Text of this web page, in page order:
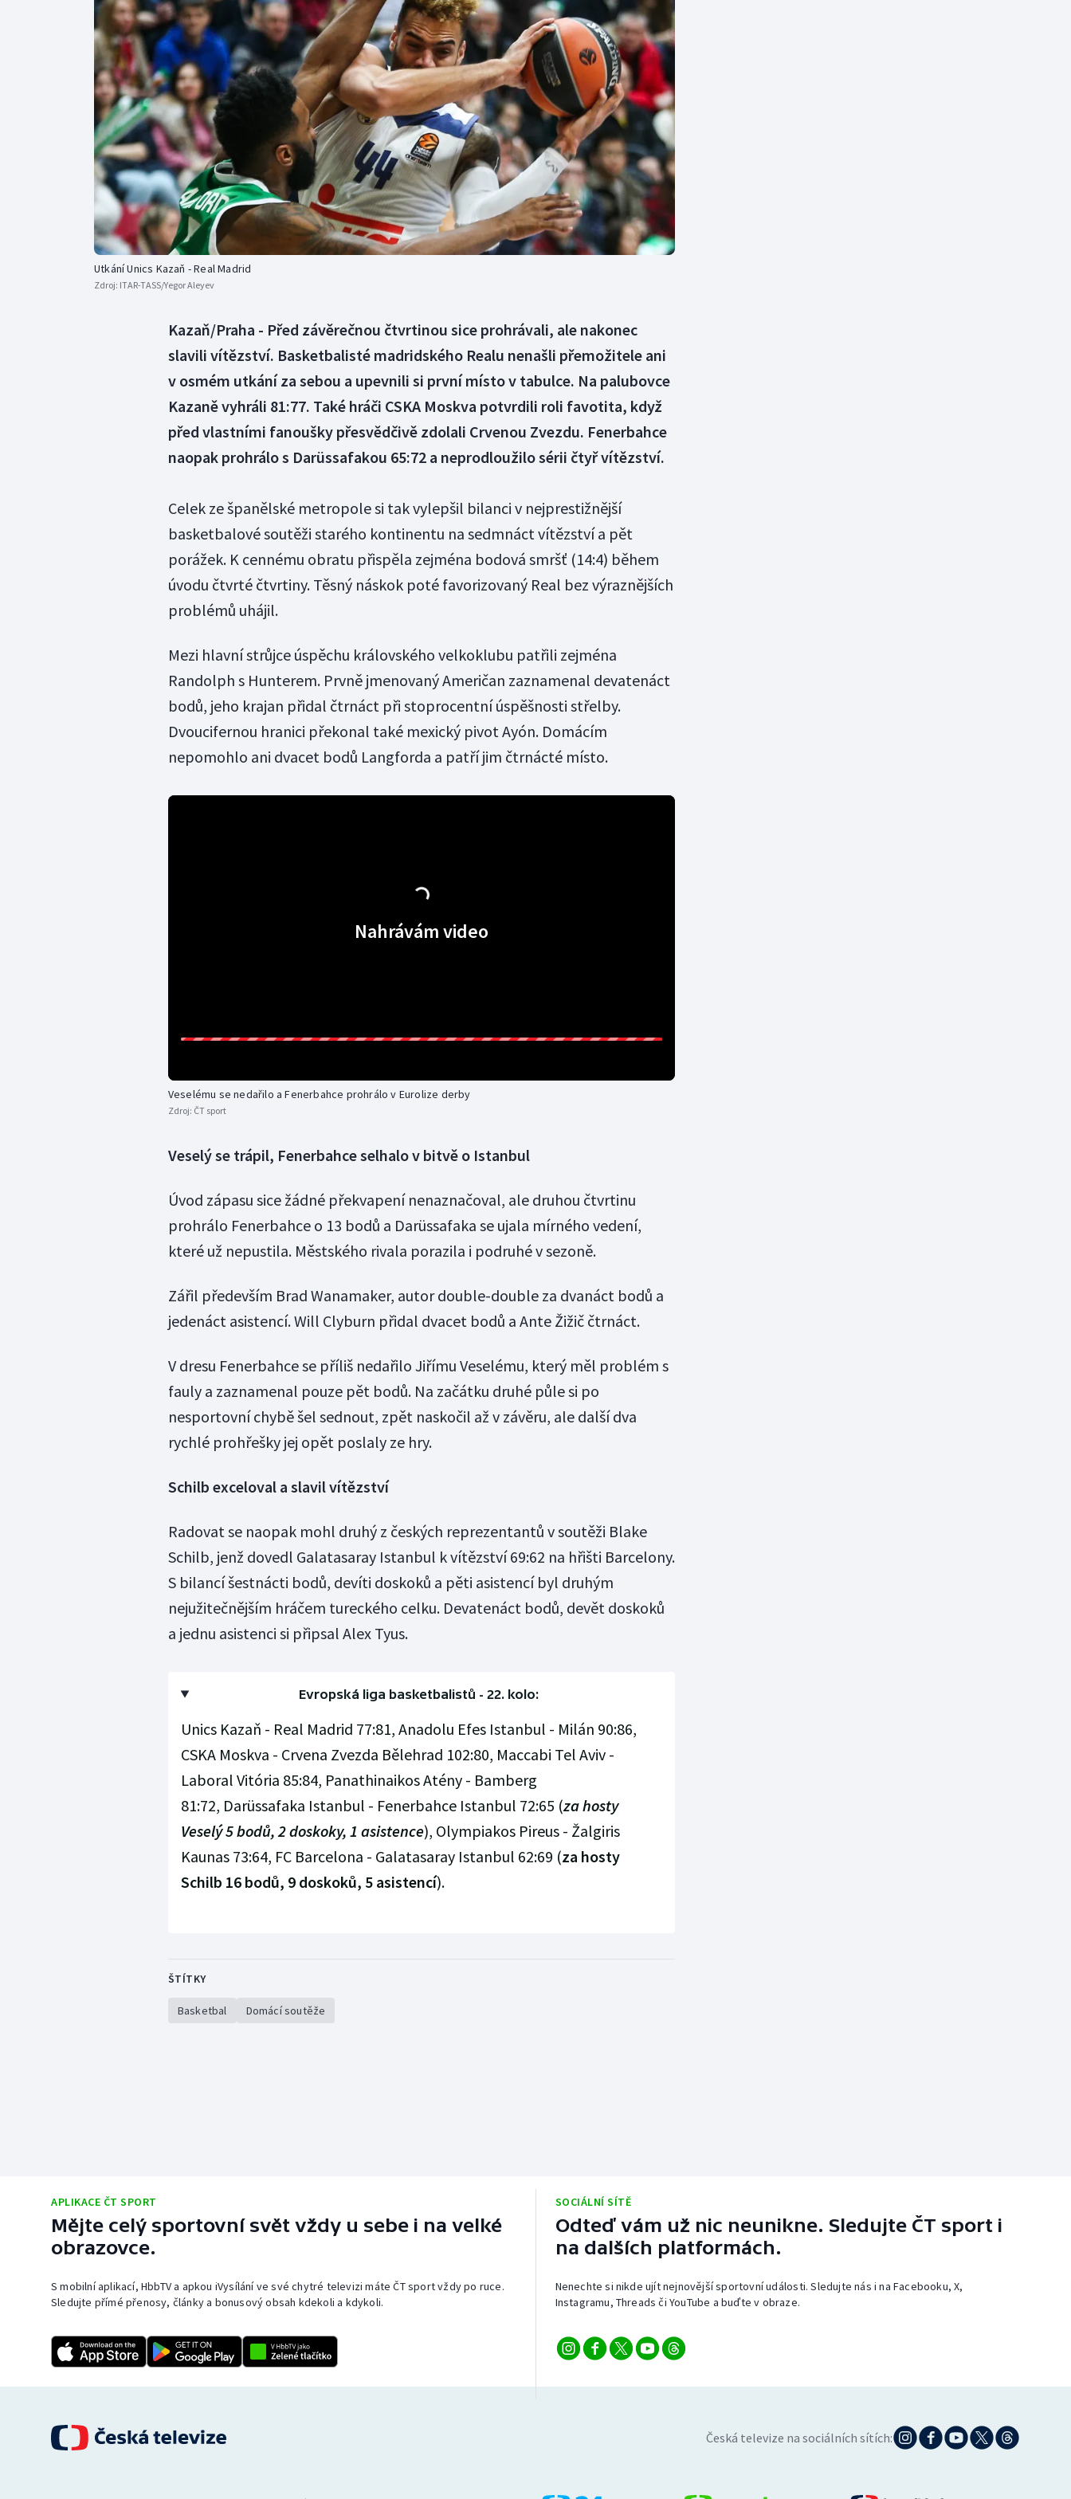
Curling
Dostihy
Florbal
Golf
Gymnastika
Moderní pětiboj
Motorsport
Olympijské hry
Parasport
Plavání
Plážový volejbal
Triatlon
Veslování
Vodní slalom
Volejbal
Ostatní
Utkání Unics Kazaň - Real Madrid
Zdroj: ITAR-TASS/Yegor Aleyev
Kazaň/Praha - Před závěrečnou čtvrtinou sice prohrávali, ale nakonec
slavili vítězství. Basketbalisté madridského Realu nenašli přemožitele ani
v osmém utkání za sebou a upevnili si první místo v tabulce. Na palubovce
Kazaně vyhráli 81:77. Také hráči CSKA Moskva potvrdili roli favotita, když
před vlastními fanoušky přesvědčivě zdolali Crvenou Zvezdu. Fenerbahce
naopak prohrálo s Darüssafakou 65:72 a neprodloužilo sérii čtyř vítězství.
Celek ze španělské metropole si tak vylepšil bilanci v nejprestižnější
basketbalové soutěži starého kontinentu na sedmnáct vítězství a pět
porážek. K cennému obratu přispěla zejména bodová smršť (14:4) během
úvodu čtvrté čtvrtiny. Těsný náskok poté favorizovaný Real bez výraznějších
problémů uhájil.
Mezi hlavní strůjce úspěchu královského velkoklubu patřili zejména
Randolph s Hunterem. Prvně jmenovaný Američan zaznamenal devatenáct
bodů, jeho krajan přidal čtrnáct při stoprocentní úspěšnosti střelby.
Dvoucifernou hranici překonal také mexický pivot Ayón. Domácím
nepomohlo ani dvacet bodů Langforda a patří jim čtrnácté místo.
Nahrávám video
Veselému se nedařilo a Fenerbahce prohrálo v Eurolize derby
Zdroj: ČT sport
Veselý se trápil, Fenerbahce selhalo v bitvě o Istanbul
Úvod zápasu sice žádné překvapení nenaznačoval, ale druhou čtvrtinu
prohrálo Fenerbahce o 13 bodů a Darüssafaka se ujala mírného vedení,
které už nepustila. Městského rivala porazila i podruhé v sezoně.
Zářil především Brad Wanamaker, autor double-double za dvanáct bodů a
jedenáct asistencí. Will Clyburn přidal dvacet bodů a Ante Žižič čtrnáct.
V dresu Fenerbahce se příliš nedařilo Jiřímu Veselému, který měl problém s
fauly a zaznamenal pouze pět bodů. Na začátku druhé půle si po
nesportovní chybě šel sednout, zpět naskočil až v závěru, ale další dva
rychlé prohřešky jej opět poslaly ze hry.
Schilb exceloval a slavil vítězství
Radovat se naopak mohl druhý z českých reprezentantů v soutěži Blake
Schilb, jenž dovedl Galatasaray Istanbul k vítězství 69:62 na hřišti Barcelony.
S bilancí šestnácti bodů, devíti doskoků a pěti asistencí byl druhým
nejužitečnějším hráčem tureckého celku. Devatenáct bodů, devět doskoků
a jednu asistenci si připsal Alex Tyus.
Evropská liga basketbalistů - 22. kolo:
Unics Kazaň - Real Madrid 77:81, Anadolu Efes Istanbul - Milán 90:86,
CSKA Moskva - Crvena Zvezda Bělehrad 102:80, Maccabi Tel Aviv -
Laboral Vitória 85:84, Panathinaikos Atény - Bamberg
81:72, Darüssafaka Istanbul - Fenerbahce Istanbul 72:65 (za hosty
Veselý 5 bodů, 2 doskoky, 1 asistence), Olympiakos Pireus - Žalgiris
Kaunas 73:64, FC Barcelona - Galatasaray Istanbul 62:69 (za hosty
Schilb 16 bodů, 9 doskoků, 5 asistencí).
ŠTÍTKY
Basketbal Domácí soutěže
APLIKACE ČT SPORT
Mějte celý sportovní svět vždy u sebe i na velké
obrazovce.
S mobilní aplikací, HbbTV a apkou iVysílání ve své chytré televizi máte ČT sport vždy po ruce.
Sledujte přímé přenosy, články a bonusový obsah kdekoli a kdykoli.
SOCIÁLNÍ SÍTĚ
Odteď vám už nic neunikne. Sledujte ČT sport i
na dalších platformách.
Nenechte si nikde ujít nejnovější sportovní události. Sledujte nás i na Facebooku, X,
Instagramu, Threads či YouTube a buďte v obraze.
Česká televize na sociálních sítích: